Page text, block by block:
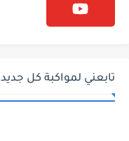
تابعني لمواكبة كل جديد